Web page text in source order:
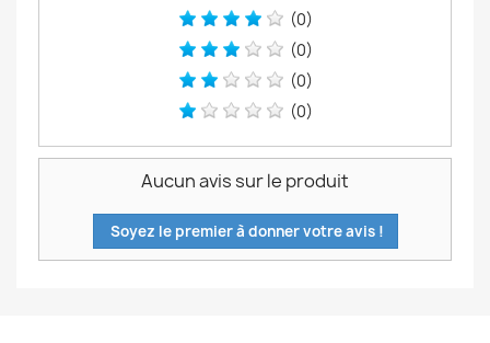
(0)
(0)
(0)
(0)
Aucun avis sur le produit
Soyez le premier à donner votre avis !